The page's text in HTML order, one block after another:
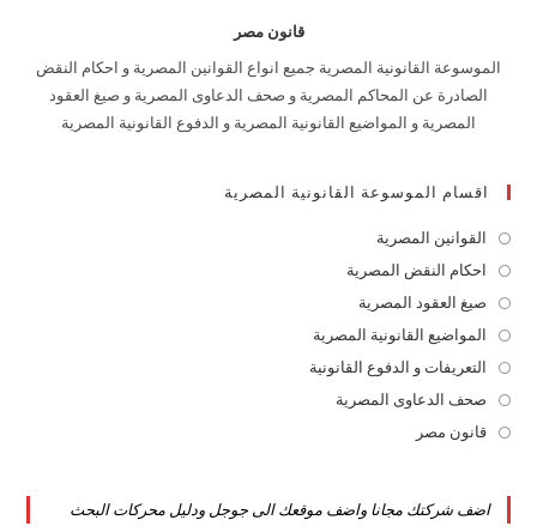
قانون مصر
الموسوعة القانونية المصرية جميع انواع القوانين المصرية و احكام النقض
الصادرة عن المحاكم المصرية و صحف الدعاوى المصرية و صيغ العقود
المصرية و المواضيع القانونية المصرية و الدفوع القانونية المصرية
اقسام الموسوعة القانونية المصرية
القوانين المصرية
in
a
new
tab
احكام النقض المصرية
a
new
صيغ العقود المصرية
in
a
new
المواضيع القانونية المصرية
inالتعريفات و الدفوع القانونية
صحف الدعاوى المصرية
tab
قانون مصر
new
اضف شركتك مجانا واضف موقعك الى جوجل ودليل محركات البحث